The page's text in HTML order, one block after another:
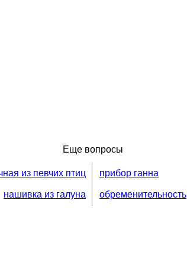
Еще вопросы
из певчих птиц
нашивка из галуна
прибор ганна
обременительность